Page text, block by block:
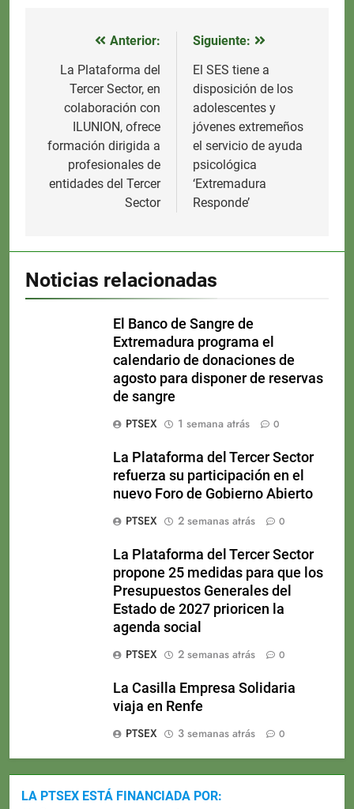
Navegación
de
entradas
Anterior:
La Plataforma del
Tercer Sector, en
colaboración con
ILUNION, ofrece
formación dirigida a
profesionales de
entidades del Tercer
Sector
Siguiente:
El SES tiene a
disposición de los
adolescentes y
jóvenes extremeños
el servicio de ayuda
psicológica
‘Extremadura
Responde’
Noticias relacionadas
El Banco de Sangre de
Extremadura programa el
calendario de donaciones de
agosto para disponer de reservas
de sangre
PTSEX
1 semana atrás 0
La Plataforma del Tercer Sector
refuerza su participación en el
nuevo Foro de Gobierno Abierto
PTSEX
2 semanas atrás 0
La Plataforma del Tercer Sector
propone 25 medidas para que los
Presupuestos Generales del
Estado de 2027 prioricen la
agenda social
PTSEX
2 semanas atrás 0
La Casilla Empresa Solidaria
viaja en Renfe
PTSEX
3 semanas atrás 0
LA PTSEX ESTÁ FINANCIADA POR: